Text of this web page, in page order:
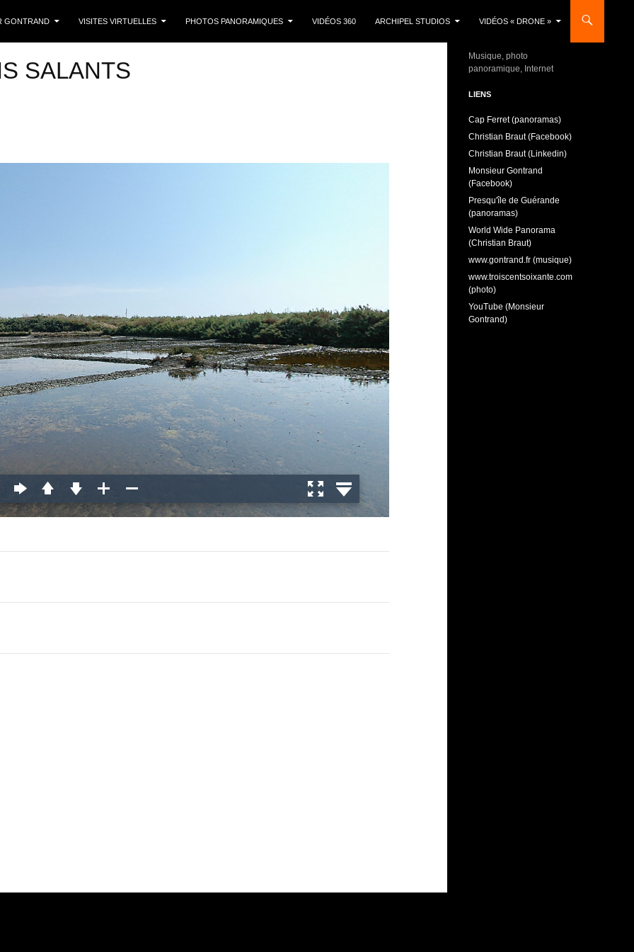
GONTRAND
VISITES VIRTUELLES PHOTOS PANORAMIQUES VIDÉOS 360 ARCHIPEL STUDIOS VIDÉOS « DRONE »
SALANTS
Musique, photo
panoramique, Internet
LIENS
Cap Ferret (panoramas)
Christian Braut (Facebook)
Christian Braut (Linkedin)
Monsieur Gontrand
(Facebook)
Presqu'île de Guérande
(panoramas)
World Wide Panorama
(Christian Braut)
www.gontrand.fr (musique)
www.troiscentsoixante.com
(photo)
YouTube (Monsieur
Gontrand)